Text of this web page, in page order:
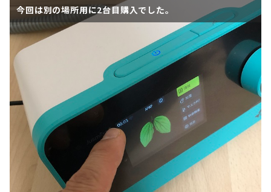
今回は別の場所用に2台目購入でした。